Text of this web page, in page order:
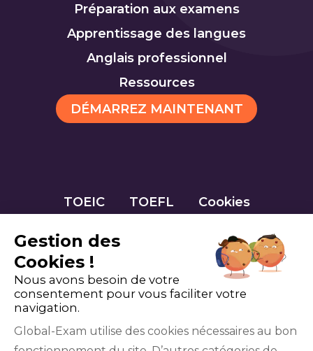
Préparation aux examens
Apprentissage des langues
Anglais professionnel
Ressources
DÉMARREZ MAINTENANT
TOEIC TOEFL Cookies
Gestion des
Cookies !
Nous avons besoin de votre
consentement pour vous faciliter votre
navigation.
Global-Exam utilise des cookies nécessaires au bon